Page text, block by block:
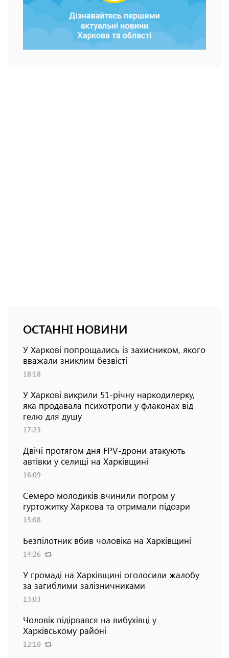
ОСТАННІ НОВИНИ
У Харкові попрощались із захисником, якого
вважали зниклим безвісті
18:18
У Харкові викрили 51-річну наркодилерку,
яка продавала психотропи у флаконах від
гелю для душу
17:23
Двічі протягом дня FPV-дрони атакують
автівки у селищі на Харківщині
16:09
Семеро молодиків вчинили погром у
гуртожитку Харкова та отримали підозри
15:08
Безпілотник вбив чоловіка на Харківщині
14:26
У громаді на Харківщині оголосили жалобу
за загиблими залізничниками
13:03
Чоловік підірвався на вибухівці у
Харківському районі
12:10